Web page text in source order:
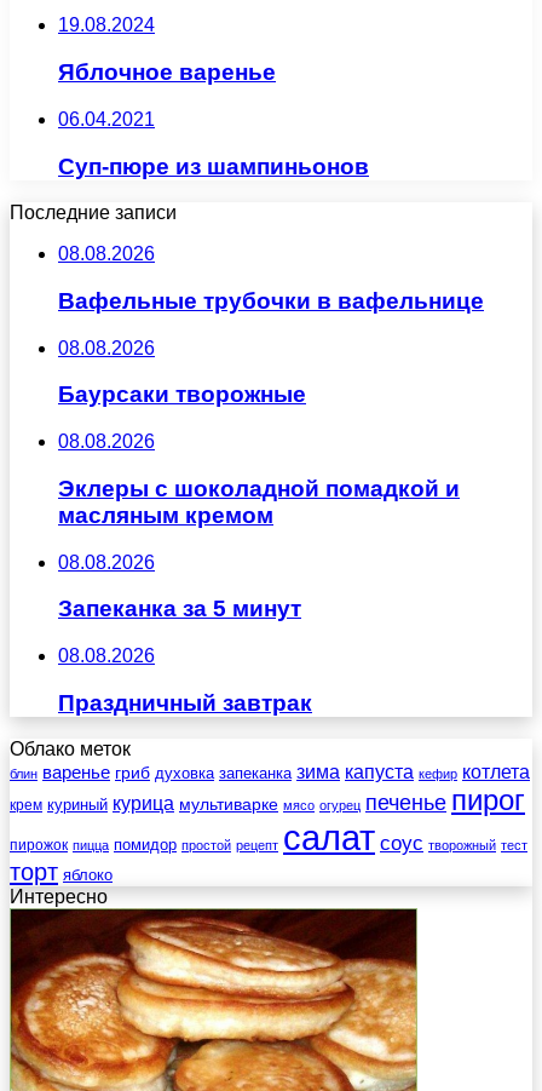
19.08.2024
Яблочное варенье
06.04.2021
Суп-пюре из шампиньонов
Последние записи
08.08.2026
Вафельные трубочки в вафельнице
08.08.2026
Баурсаки творожные
08.08.2026
Эклеры с шоколадной помадкой и
масляным кремом
08.08.2026
Запеканка за 5 минут
08.08.2026
Праздничный завтрак
Облако меток
блин варенье гриб духовка запеканка зима капуста кефир котлета
крем куриный курица мультиварке мясо огурец печенье пирог
пирожок пицца помидор простой рецепт салат соус творожный тест
торт яблоко
Интересно